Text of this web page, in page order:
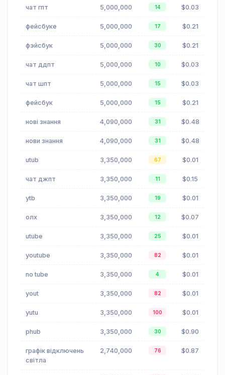
чат гпт 5,000,000 14 $0.03
фейсбуке 5,000,000 17 $0.21
фэйсбук 5,000,000 30 $0.21
чат ддпт 5,000,000 10 $0.03
чат шпт 5,000,000 15 $0.03
фейсбук 5,000,000 15 $0.21
нові знання 4,090,000 31 $0.48
нови знання 4,090,000 31 $0.48
utub 3,350,000 67 $0.01
чат джпт 3,350,000 11 $0.15
ytb 3,350,000 19 $0.01
олх 3,350,000 12 $0.07
utube 3,350,000 25 $0.01
youtube 3,350,000 82 $0.01
no tube 3,350,000 4 $0.01
yout 3,350,000 82 $0.01
yutu 3,350,000 100 $0.01
phub 3,350,000 30 $0.90
графік відключень
світла
2,740,000 76 $0.87